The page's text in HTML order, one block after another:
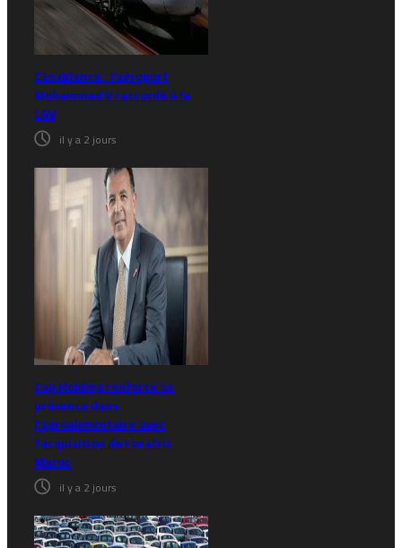
Casablanca : l’aéroport
Mohammed V raccordé à la
LGV
il y a 2 jours
Cap Holding renforce sa
présence dans
l’agroalimentaire avec
l’acquisition de Forafric
Maroc
il y a 2 jours